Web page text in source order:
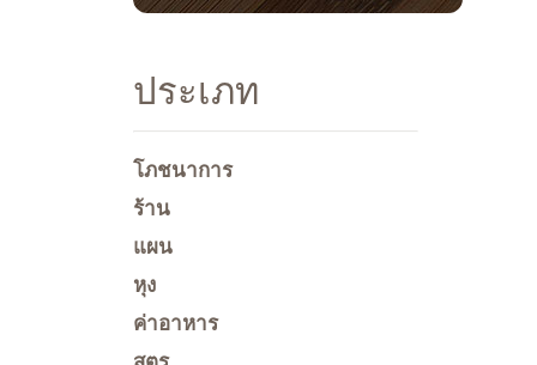
ประเภท
โภชนาการ
ร้าน
แผน
หุง
ค่าอาหาร